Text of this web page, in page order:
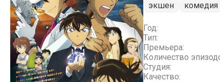
экшен комедия
Год:
Тип:
Премьера:
Количество
Студия:
Качество: